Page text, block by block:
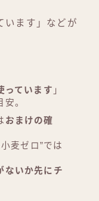
います」などが
っています 」
。
おまけの確
麦ゼロ”では
いか先にチ